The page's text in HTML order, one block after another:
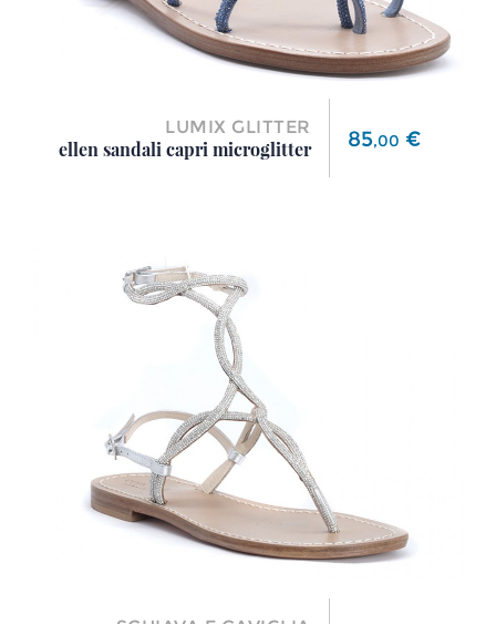
LUMIX GLITTER
ellen sandali capri microglitter
Prezzo
85,00 €